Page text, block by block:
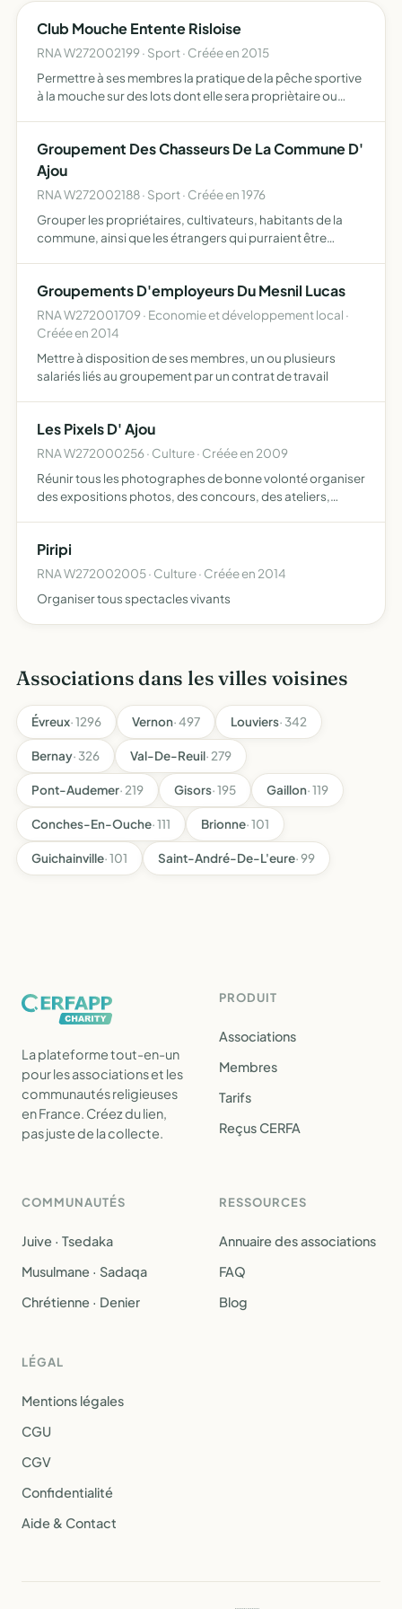
Club Mouche Entente Risloise
RNA W272002199 · Sport · Créée en 2015
Permettre à ses membres la pratique de la pêche sportive
à la mouche sur des lots dont elle sera propriètaire ou
Groupement Des Chasseurs De La Commune D'
Ajou
RNA W272002188 · Sport · Créée en 1976
Grouper les propriétaires, cultivateurs, habitants de la
commune, ainsi que les étrangers qui purraient être
Groupements D'employeurs Du Mesnil Lucas
RNA W272001709 · Economie et développement local ·
Créée en 2014
Mettre à disposition de ses membres, un ou plusieurs
salariés liés au groupement par un contrat de travail
Les Pixels D' Ajou
RNA W272000256 · Culture · Créée en 2009
Réunir tous les photographes de bonne volonté organiser
des expositions photos, des concours, des ateliers,
Piripi
RNA W272002005 · Culture · Créée en 2014
Organiser tous spectacles vivants
Associations dans les villes voisines
Évreux· 1296 Vernon· 497 Louviers· 342
Bernay· 326 Val-De-Reuil· 279
Pont-Audemer· 219 Gisors· 195 Gaillon· 119
Conches-En-Ouche· 111 Brionne· 101
Guichainville· 101 Saint-André-De-L'eure· 99
La plateforme tout-en-un
pour les associations et les
communautés religieuses
en France. Créez du lien,
pas juste de la collecte.
PRODUIT
Associations
Membres
Tarifs
Reçus CERFA
COMMUNAUTÉS
Juive · Tsedaka
Musulmane · Sadaqa
Chrétienne · Denier
RESSOURCES
Annuaire des associations
FAQ
Blog
LÉGAL
Mentions légales
CGU
CGV
Confidentialité
Aide & Contact